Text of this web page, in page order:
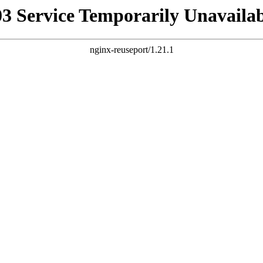
Service Temporarily
nginx-reuseport/1.21.1